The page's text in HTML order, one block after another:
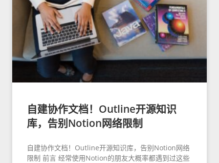
自建协作文档！Outline开源知识
库，告别Notion网络限制
自建协作文档！Outline开源知识库，告别Notion网络
限制 前言 经常使用Notion的朋友大概率都遇到过这些